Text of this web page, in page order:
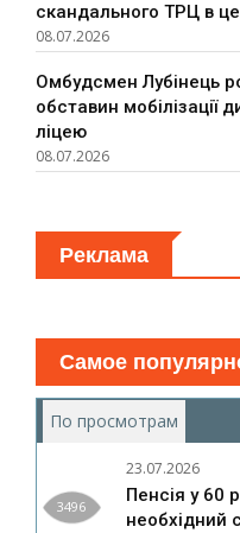
скандального ТРЦ в
08.07.2026
Омбудсмен Лубінець
обставин мобілізації
ліцею
08.07.2026
Реклама
Самое
По просмотрам
3496
23.07.2026
Пенсія у 60
необхідний